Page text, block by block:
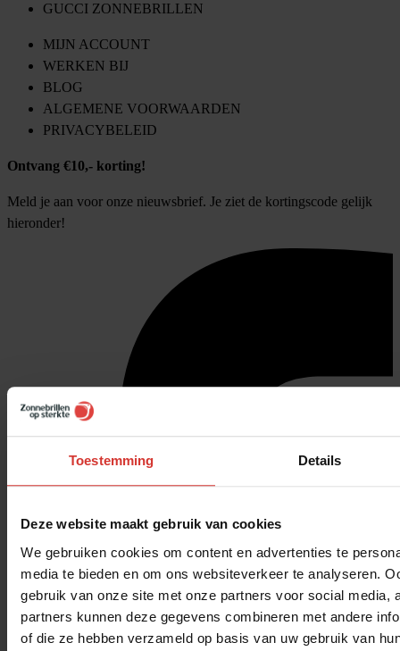
Toestemming Details
Deze website maakt gebruik van cookies
We gebruiken cookies om content en advertenties te
media te bieden en om ons websiteverkeer te analyseren.
gebruik van onze site met onze partners voor social media,
partners kunnen deze gegevens combineren met andere
of die ze hebben verzameld op basis van uw gebruik van
GUCCI ZONNEBRILLEN
MIJN ACCOUNT
WERKEN BIJ
BLOG
ALGEMENE VOORWAARDEN
PRIVACYBELEID
Ontvang €10,- korting!
Meld je aan voor onze nieuwsbrief. Je ziet de kortingscode gelijk
hieronder!